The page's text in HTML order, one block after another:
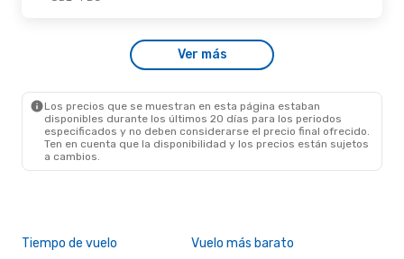
- Jue., 22 De Oct.
Directo
Ver más
Los precios que se muestran en esta página estaban
disponibles durante los últimos 20 días para los periodos
especificados y no deben considerarse el precio final ofrecido.
Ten en cuenta que la disponibilidad y los precios están sujetos
a cambios.
Tiempo de vuelo Vuelo más barato